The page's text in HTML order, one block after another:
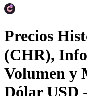
Precios
(CHR),
Volumen y
Dólar USD